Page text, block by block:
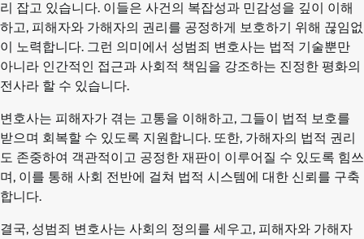
리 잡고 있습니다. 이들은 사건의 복잡성과 민감성을 깊이 이해
하고, 피해자와 가해자의 권리를 공정하게 보호하기 위해 끊임없
이 노력합니다. 그런 의미에서 성범죄 변호사는 법적 기술뿐만
아니라 인간적인 접근과 사회적 책임을 강조하는 진정한 평화의
전사라 할 수 있습니다.
변호사는 피해자가 겪는 고통을 이해하고, 그들이 법적 보호를
받으며 회복할 수 있도록 지원합니다. 또한, 가해자의 법적 권리
도 존중하여 객관적이고 공정한 재판이 이루어질 수 있도록 힘쓰
며, 이를 통해 사회 전반에 걸쳐 법적 시스템에 대한 신뢰를 구축
합니다.
결국, 성범죄 변호사는 사회의 정의를 세우고, 피해자와 가해자